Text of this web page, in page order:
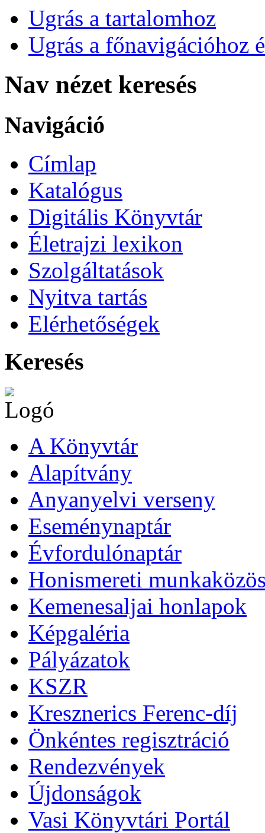
Ugrás a tartalomhoz
Ugrás a főnavigációhoz
Nav nézet keresés
Navigáció
Címlap
Katalógus
Digitális Könyvtár
Életrajzi lexikon
Szolgáltatások
Nyitva tartás
Elérhetőségek
Keresés
A Könyvtár
Alapítvány
Anyanyelvi verseny
Eseménynaptár
Évfordulónaptár
Honismereti
Kemenesaljai honlapok
Képgaléria
Pályázatok
KSZR
Kresznerics Ferenc-díj
Önkéntes regisztráció
Rendezvények
Újdonságok
Vasi Könyvtári Portál